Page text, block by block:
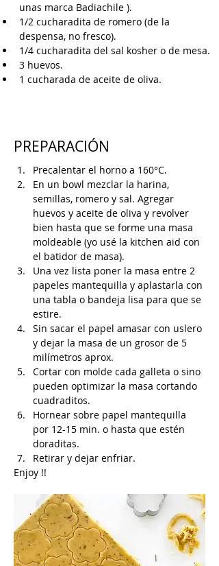
unas marca Badiachile ).
1/2 cucharadita de romero (de la
despensa, no fresco).
1/4 cucharadita del sal kosher o de mesa.
3 huevos.
1 cucharada de aceite de oliva.
PREPARACIÓN
Precalentar el horno a 160°C.
En un bowl mezclar la harina,
semillas, romero y sal. Agregar
huevos y aceite de oliva y revolver
bien hasta que se forme una masa
moldeable (yo usé la kitchen aid con
el batidor de masa).
Una vez lista poner la masa entre 2
papeles mantequilla y aplastarla con
una tabla o bandeja lisa para que se
estire.
Sin sacar el papel amasar con uslero
y dejar la masa de un grosor de 5
milímetros aprox.
Cortar con molde cada galleta o sino
pueden optimizar la masa cortando
cuadraditos.
Hornear sobre papel mantequilla
por 12-15 min. o hasta que estén
doraditas.
Retirar y dejar enfriar.
Enjoy !!